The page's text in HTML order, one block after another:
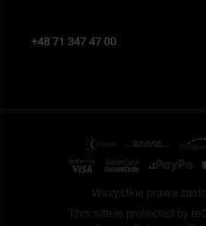
+48 71 347 47 00
Wszystkie prawa
This site is protected by